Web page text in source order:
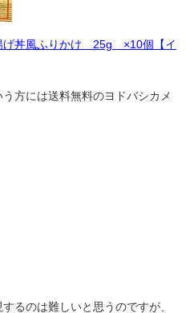
丼風ふりかけ 25g ×10個【イ
方には送料無料のヨドバシカメ
るのは難しいと思うのですが、